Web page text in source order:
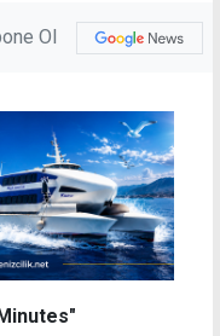
Ol